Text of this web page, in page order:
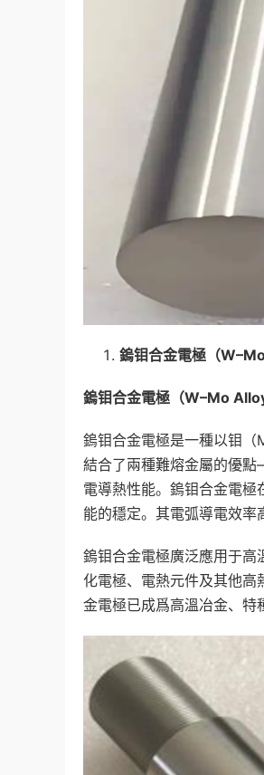
鎢钼合金電極（
鎢钼合金電極（W–Mo
鎢钼合金電極是一種以钼（
結合了兩種難熔金屬的優
電導熱性能。鎢钼合金電
能的穩定。其電弧導電效率
鎢钼合金電極廣泛應用于高
化電極、電熱元件及其他
金電極已成爲高溫冶金、特